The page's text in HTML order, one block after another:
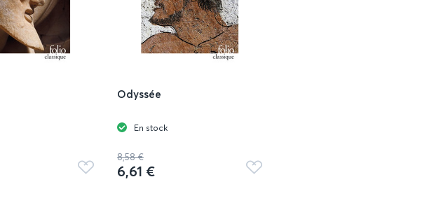
Ajouter
Odyssée
En stock
8,58 €
6,61 €
Ajouter